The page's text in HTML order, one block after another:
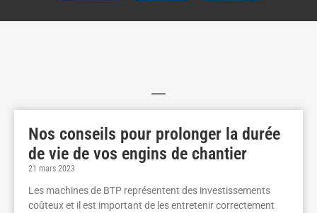
Nos conseils pour prolonger la durée
de vie de vos engins de chantier
21 mars 2023
Les machines de BTP représentent des investissements
coûteux et il est important de les entretenir correctement